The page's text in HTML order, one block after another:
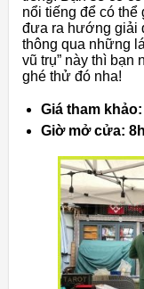
nổi tiếng để có
đưa ra hướng giải
thông qua những
vũ trụ” này thì bạn
ghé thử đó nha!
Giá tham
Giờ mở cửa: